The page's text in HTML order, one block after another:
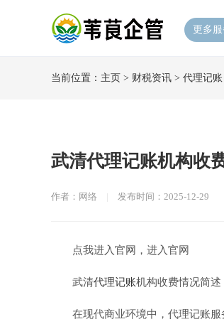
更多
当前位置： 主页 > 财税资讯 > 代理记账
武清代理记账机构收
作者：网络 发布时间：2025-12-29
点我进入官网，进入官网
武清代理记账机构收费情况简述
在现代商业环境中，代理记账